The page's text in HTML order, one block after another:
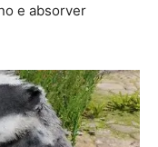
e absorver